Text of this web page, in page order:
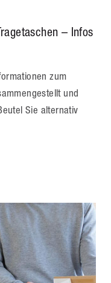
– Infos
zum
und
Sie alternativ